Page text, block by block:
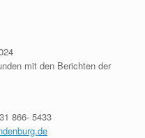
mit den Berichten der
866- 5433